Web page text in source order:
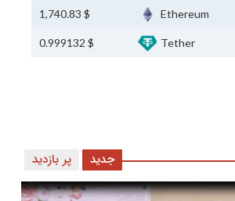
Ethereum
$ 1,740.83
Tether
$ 0.999132
پر بازدید جدید